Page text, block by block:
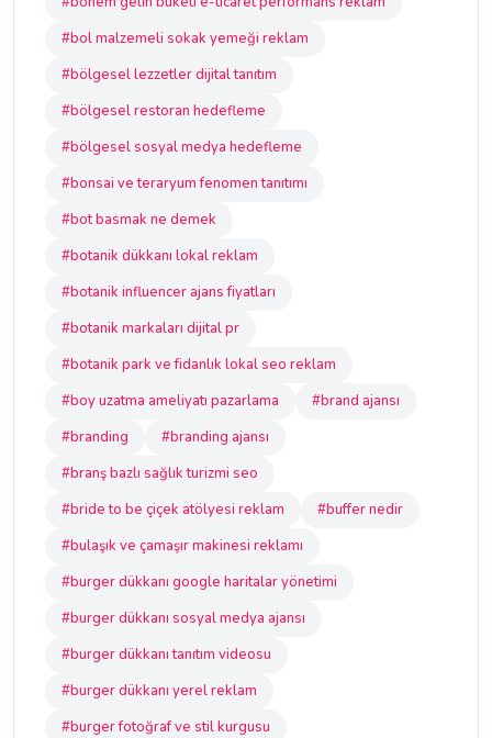
#bol malzemeli sokak yemeği reklam
#bölgesel lezzetler dijital tanıtım
#bölgesel restoran hedefleme
#bölgesel sosyal medya hedefleme
#bonsai ve teraryum fenomen tanıtımı
#bot basmak ne demek
#botanik dükkanı lokal reklam
#botanik influencer ajans fiyatları
#botanik markaları dijital pr
#botanik park ve fidanlık lokal seo reklam
#boy uzatma ameliyatı pazarlama
#brand ajansı
#branding
#branding ajansı
#branş bazlı sağlık turizmi seo
#bride to be çiçek atölyesi reklam
#buffer nedir
#bulaşık ve çamaşır makinesi reklamı
#burger dükkanı google haritalar yönetimi
#burger dükkanı sosyal medya ajansı
#burger dükkanı tanıtım videosu
#burger dükkanı yerel reklam
#burger fotoğraf ve stil kurgusu